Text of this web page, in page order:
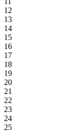
12
13
14
15
16
17
18
19
20
21
22
23
24
25